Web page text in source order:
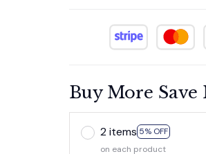
Buy More Save
2 items 5% OFF
on each product